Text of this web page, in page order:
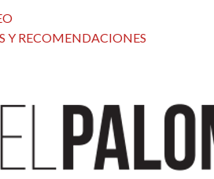
Y RECOMENDACIONES